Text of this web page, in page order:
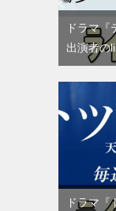
ドラマ
出演者の
ドラマ